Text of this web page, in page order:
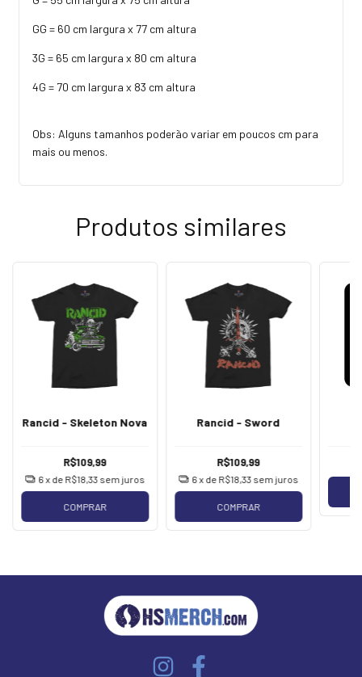
GG = 60 cm largura x 77 cm altura
3G = 65 cm largura x 80 cm altura
4G = 70 cm largura x 83 cm altura
Obs: Alguns tamanhos poderão variar em poucos cm para
mais ou menos.
Produtos similares
Rancid - Skeleton Nova
R$109,99
6x de R$18,33 sem juros
COMPRAR
Rancid - Sword
R$109,99
6x de R$18,33 sem juros
COMPRAR